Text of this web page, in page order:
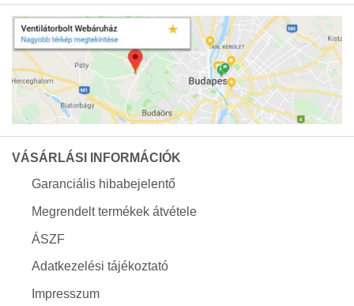
VÁSÁRLÁSI INFORMÁCIÓK
Garanciális hibabejelentő
Megrendelt termékek átvétele
ÁSZF
Adatkezelési tájékoztató
Impresszum